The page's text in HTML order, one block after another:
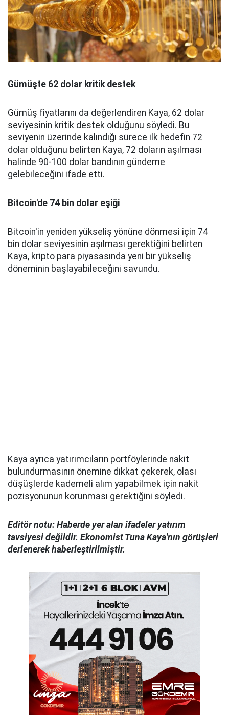
Gümüşte 62 dolar kritik destek
Gümüş fiyatlarını da değerlendiren Kaya, 62 dolar
seviyesinin kritik destek olduğunu söyledi. Bu
seviyenin üzerinde kalındığı sürece ilk hedefin 72
dolar olduğunu belirten Kaya, 72 doların aşılması
halinde 90-100 dolar bandının gündeme
gelebileceğini ifade etti.
Bitcoin'de 74 bin dolar eşiği
Bitcoin'in yeniden yükseliş yönüne dönmesi için 74
bin dolar seviyesinin aşılması gerektiğini belirten
Kaya, kripto para piyasasında yeni bir yükseliş
döneminin başlayabileceğini savundu.
Kaya ayrıca yatırımcıların portföylerinde nakit
bulundurmasının önemine dikkat çekerek, olası
düşüşlerde kademeli alım yapabilmek için nakit
pozisyonunun korunması gerektiğini söyledi.
Editör notu: Haberde yer alan ifadeler yatırım
tavsiyesi değildir. Ekonomist Tuna Kaya'nın görüşleri
derlenerek haberleştirilmiştir.